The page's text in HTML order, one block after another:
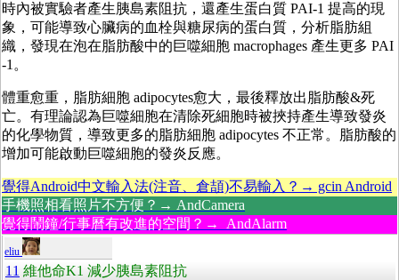
時內被實驗者產生胰島素阻抗，還產生蛋白質 PAI-1 提高的現
象，可能導致心臟病的血栓與糖尿病的蛋白質，分析脂肪組
織，發現在泡在脂肪酸中的巨噬細胞 macrophages 產生更多 PAI
-1。
體重愈重，脂肪細胞 adipocytes愈大，最後釋放出脂肪酸&死
亡。有理論認為巨噬細胞在清除死細胞時被挾持產生導致發炎
的化學物質，導致更多的脂肪細胞 adipocytes 不正常。脂肪酸的
增加可能啟動巨噬細胞的發炎反應。
覺得Android中文輸入法(注音、倉頡)不易輸入？→ gcin Android
手機照相看照片不方便？→ AndCamera
覺得鬧鐘/行事曆有改進的空間？→ AndAlarm
eliu
11 維他命K1 減少胰島素阻抗